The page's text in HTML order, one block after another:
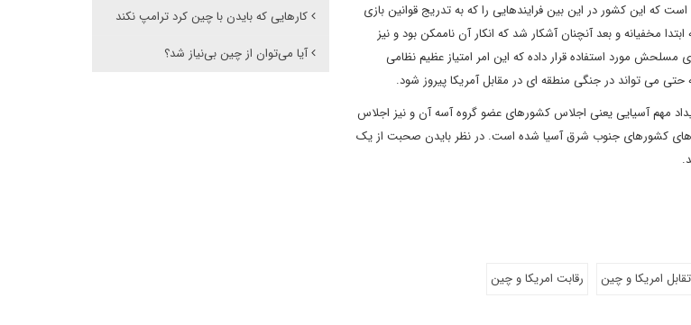
که این کشور در این بین فرایندهایی را که به تدریج قوانین بازی
مخفیانه و بعد آنچنان آشکار شد که انکار آن ناممکن بود و نیز
مورد استفاده قرار داده که این امر امتیاز عظیم نظامی
می تواند در جنگی منطقه ای در مقابل آمریکا پیروز شود.
مهم آسیایی یعنی اجلاس کشورهای عضو گروه آسه آن و نیز اجلاس
های کشورهای جنوب شرق آسیا شده است. در نظر بایدن صحبت از یک
تقابل امریکا و چین رقابت امریکا و چین
کارهایی که بایدن با چین کرد ترامپ نکند
آیا می‌توان از چین بی‌نیاز شد؟